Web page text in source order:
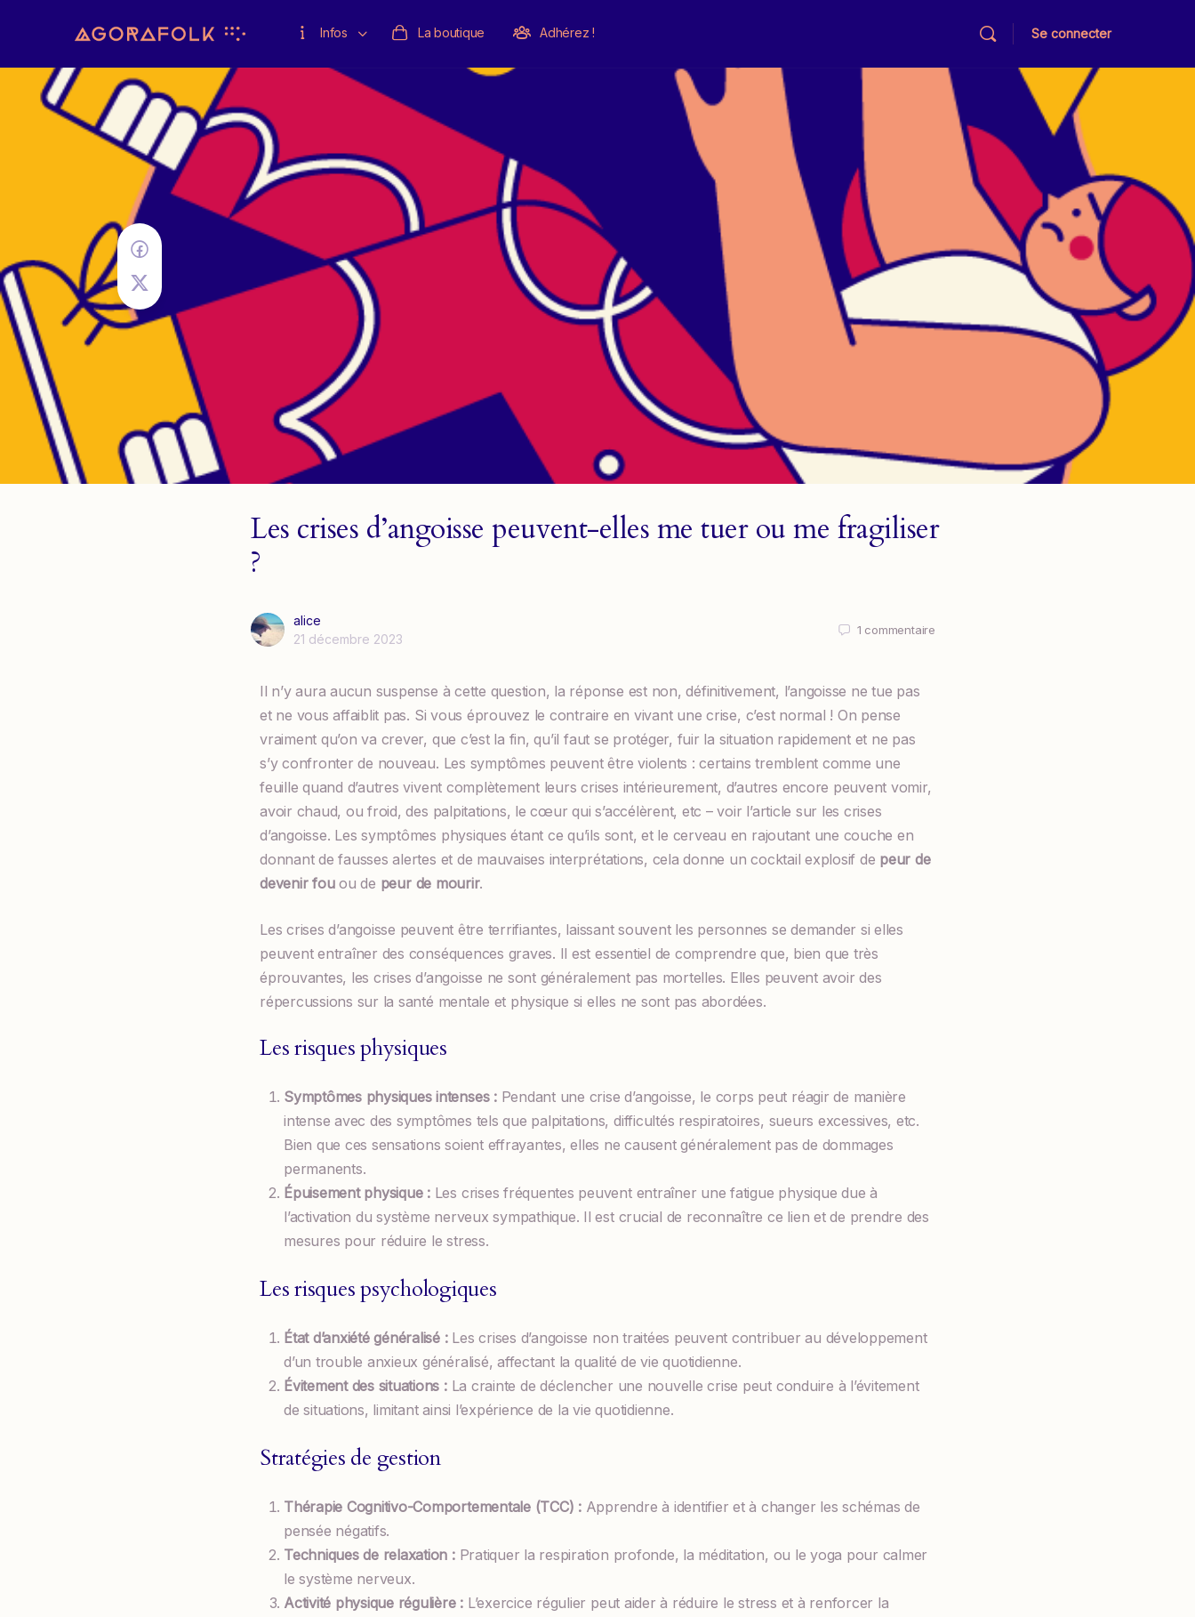
Infos La boutique Adhérez ! Se connecter
Les crises d’angoisse peuvent-elles me tuer ou me fragiliser
?
alice
21 décembre 2023
1 commentaire
Il n’y aura aucun suspense à cette question, la réponse est non, définitivement, l’angoisse ne tue pas
et ne vous affaiblit pas. Si vous éprouvez le contraire en vivant une crise, c’est normal ! On pense
vraiment qu’on va crever, que c’est la fin, qu’il faut se protéger, fuir la situation rapidement et ne pas
s’y confronter de nouveau. Les symptômes peuvent être violents : certains tremblent comme une
feuille quand d’autres vivent complètement leurs crises intérieurement, d’autres encore peuvent vomir,
avoir chaud, ou froid, des palpitations, le cœur qui s’accélèrent, etc – voir l’article sur les crises
d’angoisse. Les symptômes physiques étant ce qu’ils sont, et le cerveau en rajoutant une couche en
donnant de fausses alertes et de mauvaises interprétations, cela donne un cocktail explosif de peur de
devenir fouou de peur de mourir.
Les crises d’angoisse peuvent être terrifiantes, laissant souvent les personnes se demander si elles
peuvent entraîner des conséquences graves. Il est essentiel de comprendre que, bien que très
éprouvantes, les crises d’angoisse ne sont généralement pas mortelles. Elles peuvent avoir des
répercussions sur la santé mentale et physique si elles ne sont pas abordées.
Les risques physiques
Symptômes physiques intenses :Pendant une crise d’angoisse, le corps peut réagir de manière
intense avec des symptômes tels que palpitations, difficultés respiratoires, sueurs excessives, etc.
Bien que ces sensations soient effrayantes, elles ne causent généralement pas de dommages
permanents.
Épuisement physique :Les crises fréquentes peuvent entraîner une fatigue physique due à
l’activation du système nerveux sympathique. Il est crucial de reconnaître ce lien et de prendre des
mesures pour réduire le stress.
Les risques psychologiques
État d’anxiété généralisé :Les crises d’angoisse non traitées peuvent contribuer au développement
d’un trouble anxieux généralisé, affectant la qualité de vie quotidienne.
Évitement des situations :La crainte de déclencher une nouvelle crise peut conduire à l’évitement
de situations, limitant ainsi l’expérience de la vie quotidienne.
Stratégies de gestion
Thérapie Cognitivo-Comportementale (TCC) :Apprendre à identifier et à changer les schémas de
pensée négatifs.
Techniques de relaxation :Pratiquer la respiration profonde, la méditation, ou le yoga pour calmer
le système nerveux.
Activité physique régulière : L’exercice régulier peut aider à réduire le stress et à renforcer la